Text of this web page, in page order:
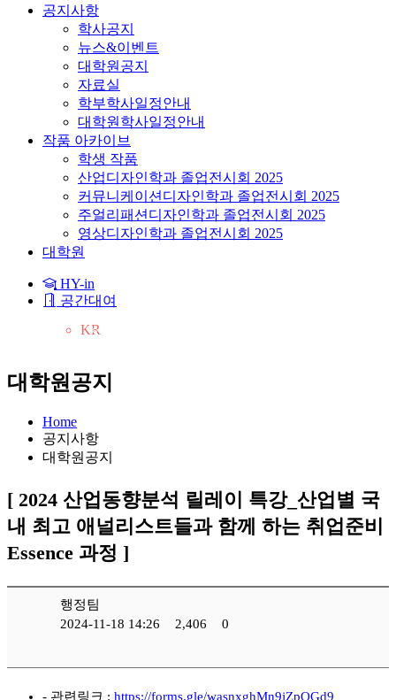
공지사항
학사공지
뉴스&이벤트
대학원공지
자료실
학부학사일정안내
대학원학사일정안내
작품 아카이브
학생 작품
산업디자인학과 졸업전시회 2025
커뮤니케이션디자인학과 졸업전시회 2025
주얼리패션디자인학과 졸업전시회 2025
영상디자인학과 졸업전시회 2025
대학원
HY-in
공간대여
KR
대학원공지
Home
공지사항
대학원공지
[ 2024 산업동향분석 릴레이 특강_산업별 국
내 최고 애널리스트들과 함께 하는 취업준비
Essence 과정 ]
행정팀
2024-11-18 14:26
2,406 0
- 관련링크 : https://forms.gle/wasnxghMn9jZpQGd9